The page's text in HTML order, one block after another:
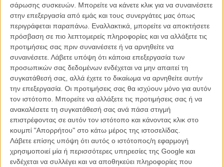
σάρωσης συσκευών. Μπορείτε να κάνετε κλικ για να συναινέσετε
στην επεξεργασία από εμάς και τους συνεργάτες μας όπως
περιγράφεται παραπάνω. Εναλλακτικά, μπορείτε να αποκτήσετε
πρόσβαση σε πιο λεπτομερείς πληροφορίες και να αλλάξετε τις
προτιμήσεις σας πριν συναινέσετε ή να αρνηθείτε να
συναινέσετε. Λάβετε υπόψη ότι κάποια επεξεργασία των
προσωπικών σας δεδομένων ενδέχεται να μην απαιτεί τη
συγκατάθεσή σας, αλλά έχετε το δικαίωμα να αρνηθείτε αυτήν
την επεξεργασία. Οι προτιμήσεις σας θα ισχύουν μόνο για αυτόν
τον ιστότοπο. Μπορείτε να αλλάξετε τις προτιμήσεις σας ή να
ανακαλέσετε τη συγκατάθεσή σας ανά πάσα στιγμή
επιστρέφοντας σε αυτόν τον ιστότοπο και κάνοντας κλικ στο
κουμπί "Απορρήτου" στο κάτω μέρος της ιστοσελίδας.
Λάβετε επίσης υπόψη ότι αυτός ο ιστότοπος/η εφαρμογή
χρησιμοποιεί μία ή περισσότερες υπηρεσίες της Google και
ενδέχεται να συλλέγει και να αποθηκεύει πληροφορίες που
BUZZ
Mondo Posters: Oscar Edition